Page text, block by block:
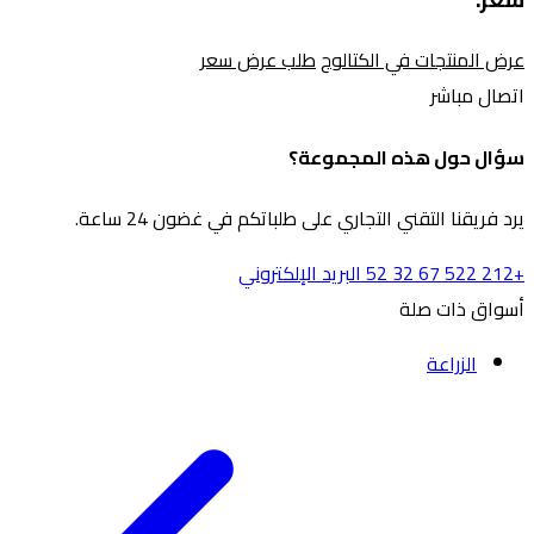
عرض المنتجات في الكتالوجطلب عرض سعر
اتصال مباشر
سؤال حول هذه المجموعة؟
يرد فريقنا التقني التجاري على طلباتكم في غضون 24 ساعة.
+212 522 67 32 52
البريد الإلكتروني
أسواق ذات صلة
الزراعة